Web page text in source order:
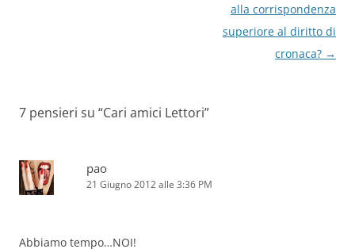
alla corrispondenza
superiore al diritto di
cronaca? →
7 pensieri su “Cari amici Lettori”
pao
21 Giugno 2012 alle 3:36 PM
Abbiamo tempo…NOI!